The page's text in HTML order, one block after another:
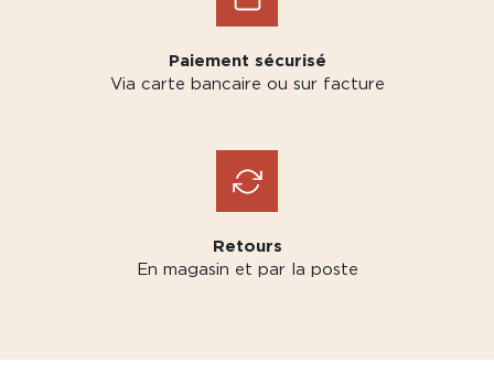
Paiement sécurisé
Via carte bancaire ou sur facture
Retours
En magasin et par la poste